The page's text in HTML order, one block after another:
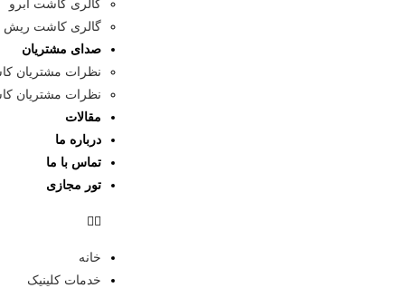
گالری کاشت ابرو
گالری کاشت ریش
صدای مشتریان
نظرات مشتریان
نظرات مشتریان
مقالات
درباره ما
تماس با ما
تور مجازی
خانه
خدمات کلینیک